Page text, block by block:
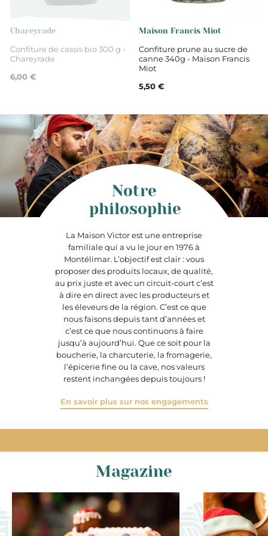
Chareyrade
Confiture de cassis bio 300 g -
Chareyrade
6,00 €
Maison Francis Miot
Confiture prune au sucre de
canne 340g - Maison Francis
Miot
5,50 €
La Maison Victor est une entreprise
familiale qui a vu le jour en 1976 à
Montélimar. L’objectif est clair : vous
proposer des produits locaux, de qualité,
au prix juste et avec un circuit-court c’est
à dire en direct avec les producteurs et
les éleveurs de la région. C’est ce que
nous faisons depuis tant d’années et
c’est ce que nous continuons à faire
jusqu’à aujourd’hui. Que ce soit pour la
boucherie, la charcuterie, la fromagerie,
l’épicerie fine ou la cave, nos valeurs
restent inchangées depuis toujours !
En savoir plus sur nos engagements
Notre
philosophie
Magazine